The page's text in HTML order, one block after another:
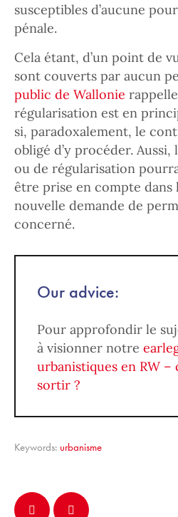
susceptibles d’aucune
pénale.
Cela étant, d’un point de
sont couverts par aucun
public de Wallonie
régularisation est en
si, paradoxalement, le
obligé d’y procéder. Aussi,
ou de régularisation
être prise en compte dans
nouvelle demande de
concerné.
Our advice:
Pour approfondir le
à visionner notre
urbanistiques en RW –
sortir ?
Keywords: urbanisme